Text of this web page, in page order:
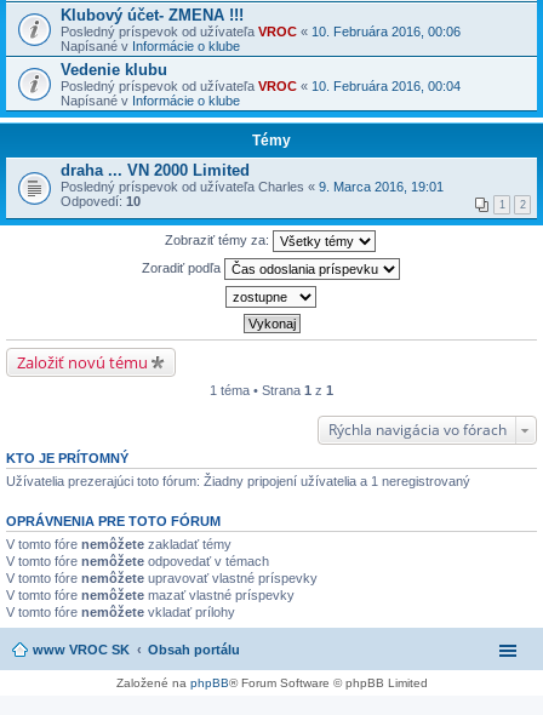
Klubový účet- ZMENA !!!
Posledný príspevok od užívateľa VROC « 10. Februára 2016, 00:06
Napísané v Informácie o klube
Vedenie klubu
Posledný príspevok od užívateľa VROC « 10. Februára 2016, 00:04
Napísané v Informácie o klube
Témy
draha ... VN 2000 Limited
Posledný príspevok od užívateľa Charles « 9. Marca 2016, 19:01
Odpovedí: 10 1 2
Zobraziť témy za:
Zoradiť podľa
Založiť novú tému
1 téma • Strana 1 z 1
Rýchla navigácia vo fórach
KTO JE PRÍTOMNÝ
Užívatelia prezerajúci toto fórum: Žiadny pripojení užívatelia a 1 neregistrovaný
OPRÁVNENIA PRE TOTO FÓRUM
V tomto fóre nemôžete zakladať témy
V tomto fóre nemôžete odpovedať v témach
V tomto fóre nemôžete upravovať vlastné príspevky
V tomto fóre nemôžete mazať vlastné príspevky
V tomto fóre nemôžete vkladať prílohy
www VROC SK Obsah portálu
Založené na phpBB® Forum Software © phpBB Limited